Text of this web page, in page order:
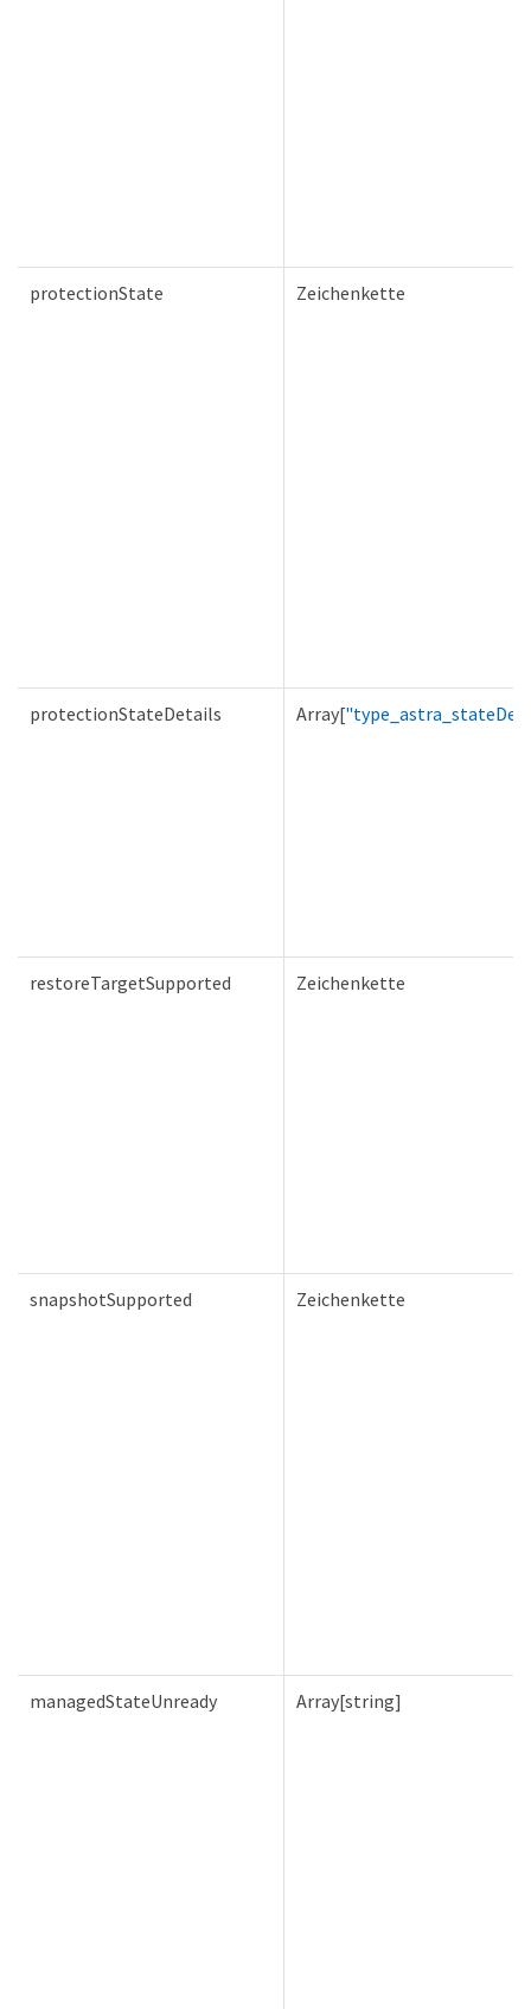
protectionState Zeichenkette
protectionStateDetails Array[
restoreTargetSupported Zeichenkette
snapshotSupported Zeichenkette
managedStateUnready Array[string]